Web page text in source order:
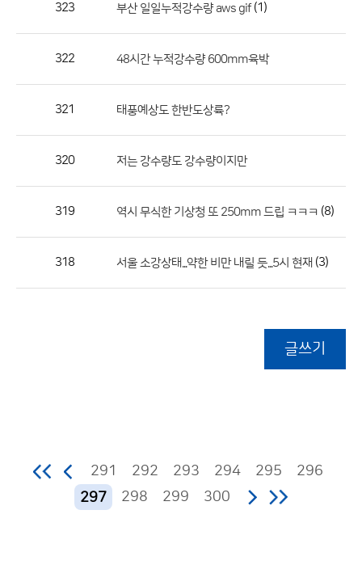
공
323 부산 일일누적강수량 aws gif(1)
322 48시간 누적강수량 600mm육박
321 태풍예상도 한반도상륙?
320 저는 강수량도 강수량이지만
319 역시 무식한 기상청 또 250mm 드립 ㅋㅋㅋ (8)
318 서울 소강상태...약한 비만 내릴 듯...5시 현재 (3)
글쓰기
291 292 293 294 295
296
297
298 299 300